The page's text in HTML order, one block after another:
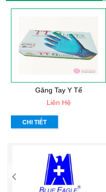
Găng Tay Y Tế
Liên Hệ
CHI TIẾT